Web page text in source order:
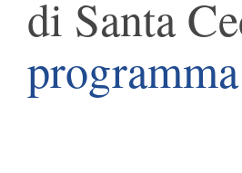
di Santa